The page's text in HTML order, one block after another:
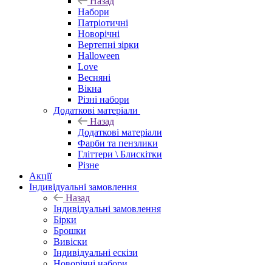
Набори
Патріотичні
Новорічні
Вертепні зірки
Halloween
Love
Весняні
Вікна
Різні набори
Додаткові матеріали
Назад
Додаткові матеріали
Фарби та пензлики
Гліттери \ Блискітки
Різне
Акції
Індивідуальні замовлення
Назад
Індивідуальні замовлення
Бірки
Брошки
Вивіски
Індивідуальні ескізи